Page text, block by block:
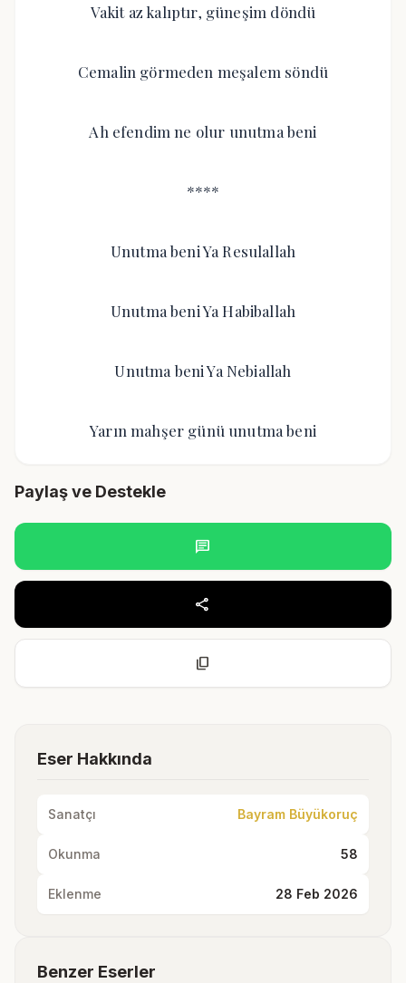
Vakit az kalıptır, güneşim döndü
Cemalin görmeden meşalem söndü
Ah efendim ne olur unutma beni
****
Unutma beni Ya Resulallah
Unutma beni Ya Habiballah
Unutma beni Ya Nebiallah
Yarın mahşer günü unutma beni
Paylaş ve Destekle
chat
share
content_copy
Eser Hakkında
Sanatçı Bayram Büyükoruç
Okunma 58
Eklenme 28 Feb 2026
Benzer Eserler